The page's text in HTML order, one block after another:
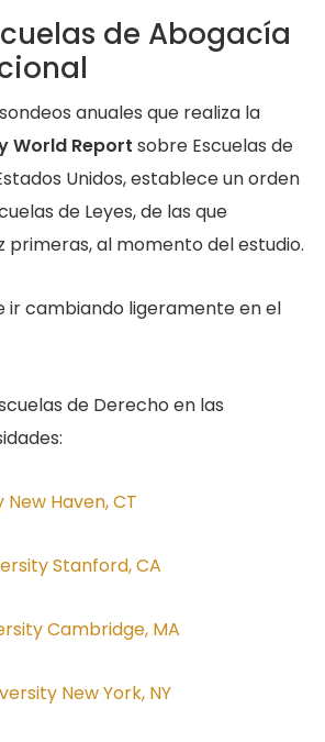
de Abogacía
anuales que realiza la
World Report sobre Escuelas de
Unidos, establece un orden
de Leyes, de las que
primeras, al momento del estudio.
ir cambiando ligeramente en el
de Derecho en las
Haven, CT
Stanford, CA
Cambridge, MA
New York, NY